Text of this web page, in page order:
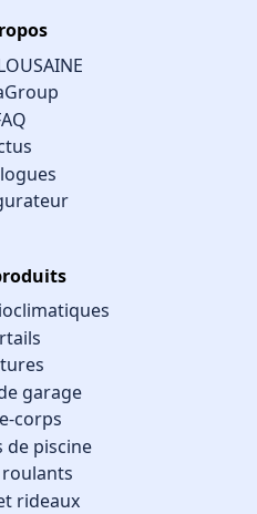
garage
corps
de piscine
rideaux